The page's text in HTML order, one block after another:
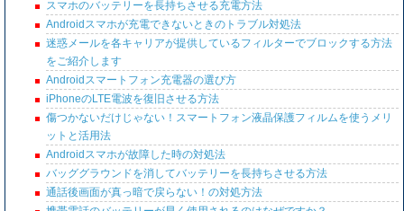
スマホのバッテリーを長持ちさせる充電方法
Androidスマホが充電できないときのトラブル対処法
迷惑メールを各キャリアが提供しているフィルターでブロックする方法
をご紹介します
Androidスマートフォン充電器の選び方
iPhoneのLTE電波を復旧させる方法
傷つかないだけじゃない！スマートフォン液晶保護フィルムを使うメリ
ットと活用法
Androidスマホが故障した時の対処法
バッググラウンドを消してバッテリーを長持ちさせる方法
通話後画面が真っ暗で戻らない！の対処方法